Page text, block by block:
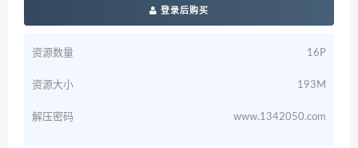
登录后购买
资源数量 16P
资源大小 193M
解压密码 www.1342050.com